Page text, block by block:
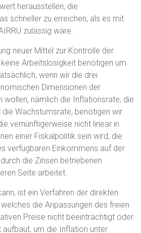
herausstellen, die
schneller zu erreichen, als es mit
zulässig wäre.
neuer Mittel zur Kontrolle der
Arbeitslosigkeit benötigen um
wenn wir die drei
Dimensionen der
wollen, nämlich die Inflationsrate, die
Wachstumsrate, benötigen wir
vernünftigerweise nicht linear in
einer Fiskalpolitik sein wird, die
verfügbaren Einkommens auf der
die Zinsen betriebenen
Seite arbeitet.
ist ein Verfahren der direkten
die Anpassungen des freien
Preise nicht beeinträchtigt oder
um die Inflation unter